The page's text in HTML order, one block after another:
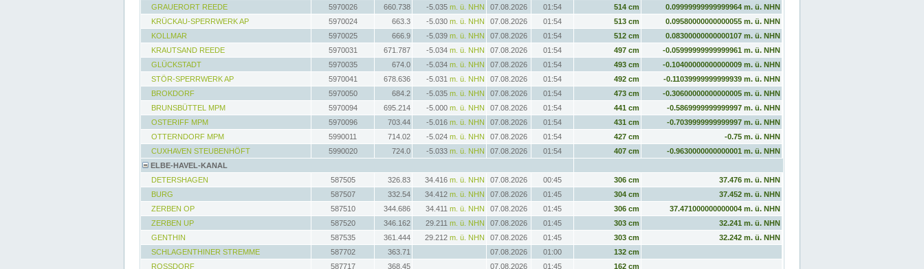
GRAUERORT REEDE
5970026 660.738 -5.035 m. ü. NHN 07.08.2026 01:54 514 cm
0.09999999999999964 m. ü. NHN
KRÜCKAU-SPERRWERK AP
5970024 663.3 -5.030 m. ü. NHN 07.08.2026 01:54 513 cm
0.09580000000000055 m. ü. NHN
KOLLMAR
5970025 666.9 -5.039 m. ü. NHN 07.08.2026 01:54 512 cm
0.08300000000000107 m. ü. NHN
KRAUTSAND REEDE
5970031 671.787 -5.034 m. ü. NHN 07.08.2026 01:54 497 cm
-0.05999999999999961 m. ü. NHN
GLÜCKSTADT
5970035 674.0 -5.034 m. ü. NHN 07.08.2026 01:54 493 cm
-0.10400000000000009 m. ü. NHN
STÖR-SPERRWERK AP
5970041 678.636 -5.031 m. ü. NHN 07.08.2026 01:54 492 cm
-0.11039999999999939 m. ü. NHN
BROKDORF
5970050 684.2 -5.035 m. ü. NHN 07.08.2026 01:54 473 cm
-0.30600000000000005 m. ü. NHN
BRUNSBÜTTEL MPM
5970094 695.214 -5.000 m. ü. NHN 07.08.2026 01:54 441 cm
-0.5869999999999997 m. ü. NHN
OSTERIFF MPM
5970096 703.44 -5.016 m. ü. NHN 07.08.2026 01:54 431 cm
-0.7039999999999997 m. ü. NHN
OTTERNDORF MPM
5990011 714.02 -5.024 m. ü. NHN 07.08.2026 01:54 427 cm
-0.75 m. ü. NHN
CUXHAVEN STEUBENHÖFT
5990020 724.0 -5.033 m. ü. NHN 07.08.2026 01:54 407 cm
-0.9630000000000001 m. ü. NHN
ELBE-HAVEL-KANAL
DETERSHAGEN
587505 326.83 34.416 m. ü. NHN 07.08.2026 00:45 306 cm
37.476 m. ü. NHN
BURG
587507 332.54 34.412 m. ü. NHN 07.08.2026 01:45 304 cm
37.452 m. ü. NHN
ZERBEN OP
587510 344.686 34.411 m. ü. NHN 07.08.2026 01:45 306 cm
37.471000000000004 m. ü. NHN
ZERBEN UP
587520 346.162 29.211 m. ü. NHN 07.08.2026 01:45 303 cm
32.241 m. ü. NHN
GENTHIN
587535 361.444 29.212 m. ü. NHN 07.08.2026 01:45 303 cm
32.242 m. ü. NHN
SCHLAGENTHINER STREMME
587702 363.71 07.08.2026 01:00
132 cm
ROSSDORF
587717 368.45 07.08.2026 01:45 162 cm